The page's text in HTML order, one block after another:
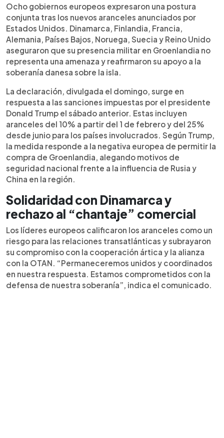
Escuchar artículo
Ocho países europeos rechazaron los aranceles
impuestos por Estados Unidos como represalia a
su presencia militar en Groenlandia. Dinamarca,
Finlandia, Francia, Alemania, Países Bajos,
Noruega, Suecia y Reino Unido reafirmaron su
apoyo a la soberanía danesa y aseguraron que su
despliegue no representa amenaza alguna.
Donald Trump justificó los aranceles como
respuesta a la negativa europea de permitir la
compra de Groenlandia. En reacción, Francia
anunció que propondrá activar el instrumento anti-
coerción de la Unión Europea. Mientras tanto,
miles de personas protestaron en Copenhague y
Nuuk bajo la consigna “¡Groenlandia no está en
venta!”. La tensión transatlántica continúa en
aumento.
Ocho gobiernos europeos expresaron una postura
conjunta tras los nuevos aranceles anunciados por
Estados Unidos. Dinamarca, Finlandia, Francia,
Alemania, Países Bajos, Noruega, Suecia y Reino Unido
aseguraron que su presencia militar en Groenlandia no
representa una amenaza y reafirmaron su apoyo a la
soberanía danesa sobre la isla.
La declaración, divulgada el domingo, surge en
respuesta a las sanciones impuestas por el presidente
Donald Trump el sábado anterior. Estas incluyen
aranceles del 10% a partir del 1 de febrero y del 25%
desde junio para los países involucrados. Según Trump,
la medida responde a la negativa europea de permitir la
compra de Groenlandia, alegando motivos de
seguridad nacional frente a la influencia de Rusia y
China en la región.
Solidaridad con Dinamarca y
rechazo al “chantaje” comercial
Los líderes europeos calificaron los aranceles como un
riesgo para las relaciones transatlánticas y subrayaron
su compromiso con la cooperación ártica y la alianza
con la OTAN. “Permaneceremos unidos y coordinados
en nuestra respuesta. Estamos comprometidos con la
defensa de nuestra soberanía”, indica el comunicado.